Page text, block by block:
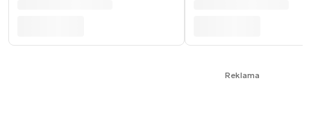
Reklama